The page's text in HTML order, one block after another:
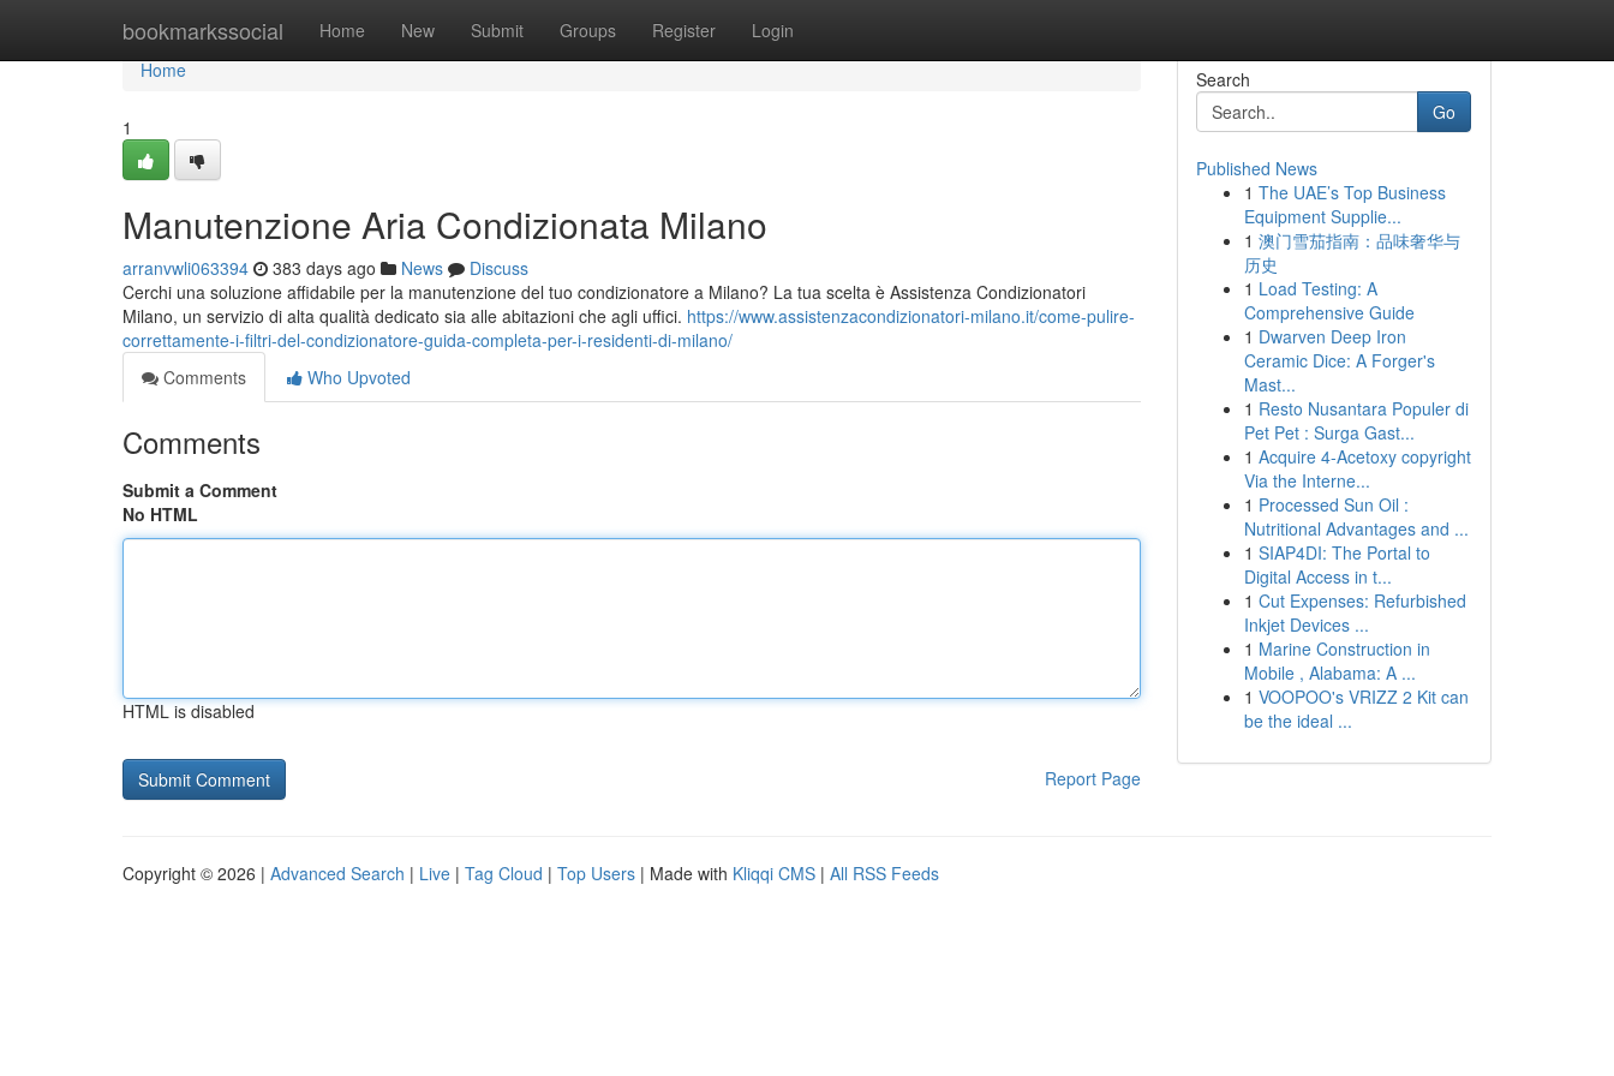
bookmarkssocial Home New Submit Groups Register Login
Home
Home
1
Manutenzione Aria Condizionata Milano
arranvwli063394 383 days ago News
Discuss
Cerchi una soluzione affidabile per la manutenzione del tuo condizionatore a Milano? La tua scelta è Assistenza Condizionatori
Milano, un servizio di alta qualità dedicato sia alle abitazioni che agli uffici. https://www.assistenzacondizionatori-milano.it/come-pulire-
correttamente-i-filtri-del-condizionatore-guida-completa-per-i-residenti-di-milano/
Comments
Who Upvoted
Comments
Submit a Comment
No HTML
HTML is disabled
Report Page
Search
Go
Published News
1 The UAE’s Top Business
Equipment Supplie...
1 澳门雪茄指南：品味奢华与
历史
1 Load Testing: A
Comprehensive Guide
1 Dwarven Deep Iron
Ceramic Dice: A Forger's
Mast...
1 Resto Nusantara Populer di
Pet Pet : Surga Gast...
1 Acquire 4-Acetoxy copyright
Via the Interne...
1 Processed Sun Oil :
Nutritional Advantages and ...
1 SIAP4DI: The Portal to
Digital Access in t...
1 Cut Expenses: Refurbished
Inkjet Devices ...
1 Marine Construction in
Mobile , Alabama: A ...
1 VOOPOO's VRIZZ 2 Kit can
be the ideal ...
Copyright © 2026 | Advanced Search | Live | Tag Cloud | Top Users | Made with Kliqqi CMS | All RSS Feeds